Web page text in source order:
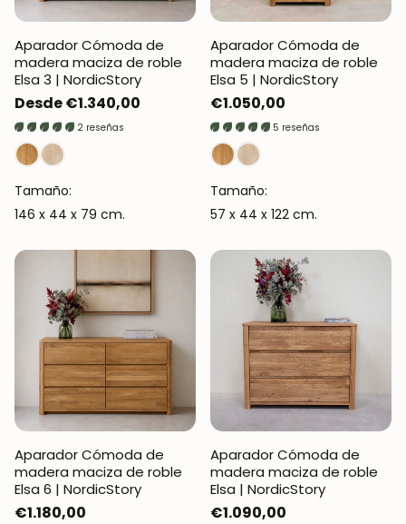
Aparador Cómoda de
madera maciza de roble
Elsa 3 | NordicStory
Precio
regular
Desde €1.340,00
2 reseñas
Tamaño:
146 x 44 x 79 cm.
Aparador Cómoda de
madera maciza de roble
Elsa 5 | NordicStory
Precio
regular
€1.050,00
5 reseñas
Tamaño:
57 x 44 x 122 cm.
Aparador Cómoda de
madera maciza de roble
Elsa 6 | NordicStory
Precio
€1.180,00
Aparador Cómoda de
madera maciza de roble
Elsa | NordicStory
Precio
€1.090,00